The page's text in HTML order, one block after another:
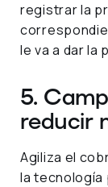
registrar la
le va a dar la
5.
reducir
Agiliza el
la